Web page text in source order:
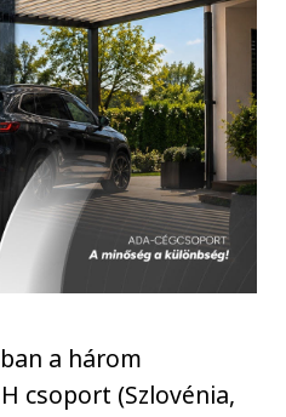
a három
csoport (Szlovénia,